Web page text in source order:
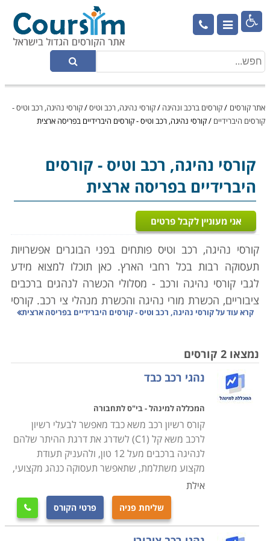

אתר קורסים /קורסים ברכב ונהיגה /קורסי נהיגה, רכב וטיס/קורסי נהיגה, רכב וטיס -
קורסים היברידיים /קורסי נהיגה, רכב וטיס - קורסים היברידיים בפריסה ארצית
קורסי נהיגה, רכב וטיס - קורסים
היברידיים בפריסה ארצית
אני מעוניין לקבל פרטים
קורסי נהיגה, רכב וטיס פותחים בפני הבוגרים אפשרויות
תעסוקה רבות בכל רחבי הארץ. כאן תוכלו למצוא מידע
לגבי קורסי נהיגה ורכב - מסלולי הכשרה לנהגים ברכבים
ציבוריים, הכשרת מורי נהיגה והכשרת מנהלי צי רכב. קורסי
טיס - מיועדים למועמדים שמבקשים ללמוד בעצמם את
מקצועיים.
קורסי טיס ציבוריים
בכדי להפוך לטייס מוסמך יש להשלים הכשרה מיוחדת בבתי
ספר שמציעים הכשרה מקצועית באמצעות טיס
לטורים. המדריכים בקורסי הטיסה הם טייסים מוסמכים
ומנוסים. ההרשמה לקורס פתוחה בפני גברים ונשים ללא כל
הגבלה. בתום הקורס עומדים הבוגרים במבחן ומקבלים
בהתאם את רישיון הטיס. אלו שמבקשים לעסוק בתחום
בצורה מקצועית יוכלו למצוא משרות של טייסי ריסוס, טייסי
תובלה או הטסת מטוסי נוסעים.
קרא עוד עלקורסי נהיגה, רכב וטיס - קורסים היברידיים בפריסה ארצית
נמצאו 2 קורסים
נהגי רכב כבד
המכללה למינהל - בי"ס לתחבורה
קורס רשיון רכב משא כבד מאפשר לבעלי רשיון
לרכב משא קל (C1) לשדרג את דרגת ההיתר שלהם
לנהיגה ברכבים מעל 12 טון, ולהעניק תעודת
מקצוע משתלמת, שתאפשר תעסוקה כנהג מקצועי,
אילת
שליחת פניה פרטי הקורס 